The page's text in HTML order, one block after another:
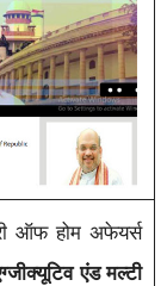
ऑफ होम अफेयर्स
एंड मल्टी